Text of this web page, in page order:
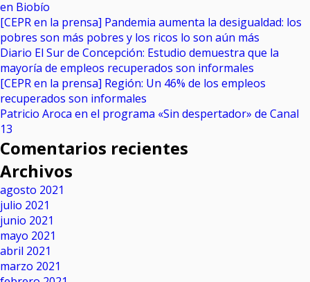
en Biobío
[CEPR en la prensa] Pandemia aumenta la desigualdad: los
pobres son más pobres y los ricos lo son aún más
Diario El Sur de Concepción: Estudio demuestra que la
mayoría de empleos recuperados son informales
[CEPR en la prensa] Región: Un 46% de los empleos
recuperados son informales
Patricio Aroca en el programa «Sin despertador» de Canal
13
Comentarios recientes
Archivos
agosto 2021
julio 2021
junio 2021
mayo 2021
abril 2021
marzo 2021